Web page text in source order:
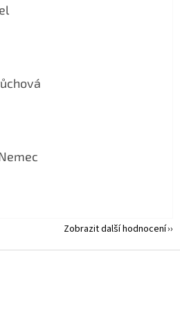
je 5 z 5 hvězdiček.
je 5 z 5 hvězdiček.
je 5 z 5 hvězdiček.
Zobrazit další hodnocení